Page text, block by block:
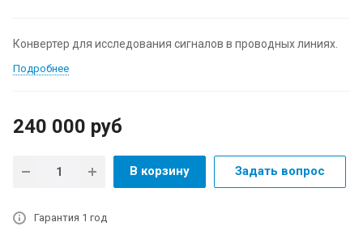
Конвертер для исследования сигналов в проводных линиях.
Подробнее
240 000 руб
В корзину Задать вопрос
Гарантия 1 год